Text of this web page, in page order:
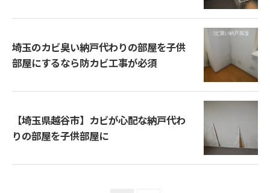
埼玉のカビ臭い納戸代わりの部屋を子供
部屋にするなら防カビ工事が必須
【埼玉県越谷市】カビが心配な納戸代わ
りの部屋を子供部屋に